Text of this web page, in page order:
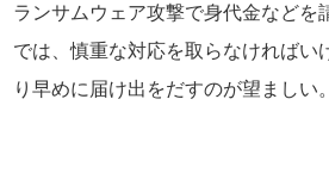
ランサムウェア攻撃で身代金などを
では、慎重な対応を取らなければい
り早めに届け出をだすのが望ましい。